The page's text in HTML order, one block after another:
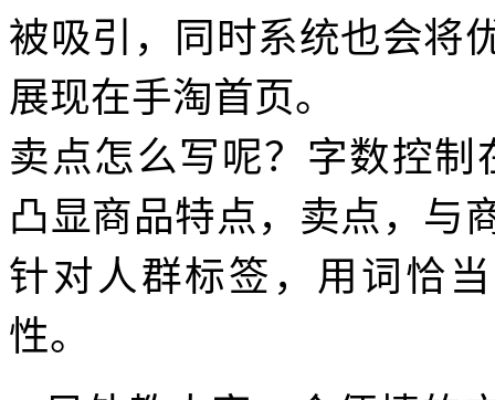
被吸引，同时系统也会将
展现在手淘首页。
卖点怎么写呢？字数控制
凸显商品特点，卖点，与
针对人群标签，用词恰
性。